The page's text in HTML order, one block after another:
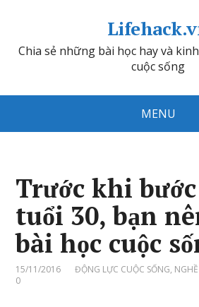
Chia sẻ những bài học hay và
cuộc sống
MENU
Trước khi
tuổi 30, bạn
bài học cuộc
15/11/2016 ĐỘNG LỰC CUỘC SỐNG,
0